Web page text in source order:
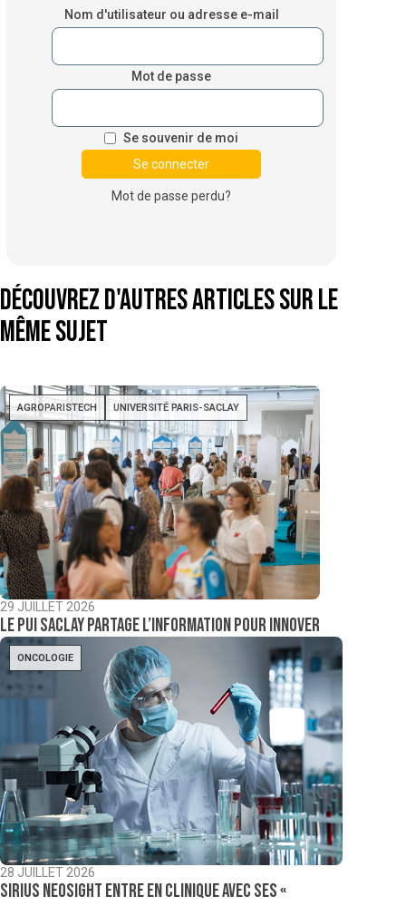
Nom d'utilisateur ou adresse e-mail
Mot de passe
Se souvenir de moi
Mot de passe perdu?
Découvrez d'autres articles sur le
même sujet
AGROPARISTECH UNIVERSITÉ PARIS-SACLAY
29 JUILLET 2026
Le PUI Saclay partage l’information pour innover
ONCOLOGIE
28 JUILLET 2026
Sirius NeoSight entre en clinique avec ses «